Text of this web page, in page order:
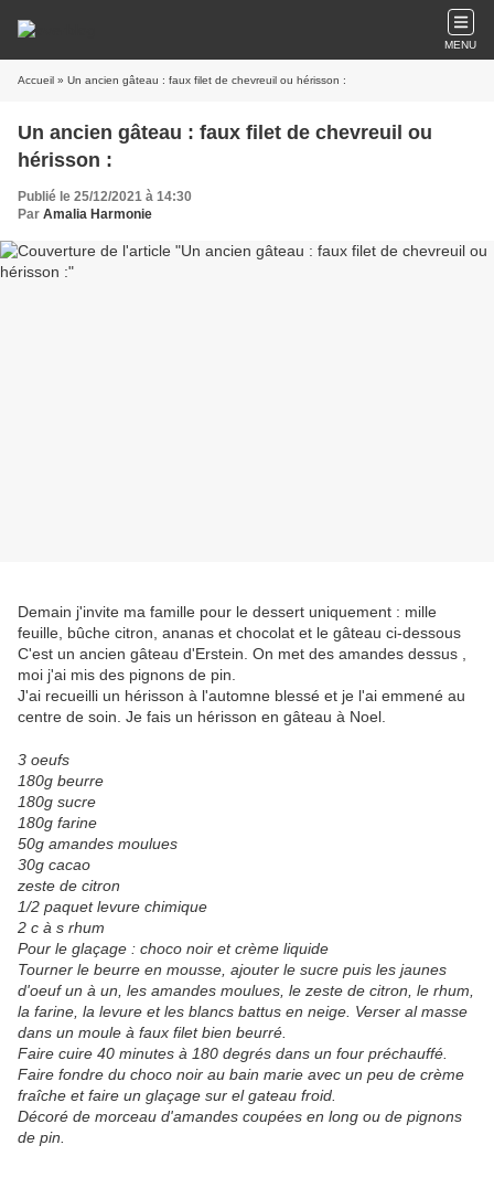
MENU
Accueil » Un ancien gâteau : faux filet de chevreuil ou hérisson :
Un ancien gâteau : faux filet de chevreuil ou
hérisson :
Publié le 25/12/2021 à 14:30
Par Amalia Harmonie
Demain j'invite ma famille pour le dessert uniquement : mille
feuille, bûche citron, ananas et chocolat et le gâteau ci-dessous
C'est un ancien gâteau d'Erstein. On met des amandes dessus ,
moi j'ai mis des pignons de pin.
J'ai recueilli un hérisson à l'automne blessé et je l'ai emmené au
centre de soin. Je fais un hérisson en gâteau à Noel.
3 oeufs
180g beurre
180g sucre
180g farine
50g amandes moulues
30g cacao
zeste de citron
1/2 paquet levure chimique
2 c à s rhum
Pour le glaçage : choco noir et crème liquide
Tourner le beurre en mousse, ajouter le sucre puis les jaunes
d'oeuf un à un, les amandes moulues, le zeste de citron, le rhum,
la farine, la levure et les blancs battus en neige. Verser al masse
dans un moule à faux filet bien beurré.
Faire cuire 40 minutes à 180 degrés dans un four préchauffé.
Faire fondre du choco noir au bain marie avec un peu de crème
fraîche et faire un glaçage sur el gateau froid.
Décoré de morceau d'amandes coupées en long ou de pignons
de pin.